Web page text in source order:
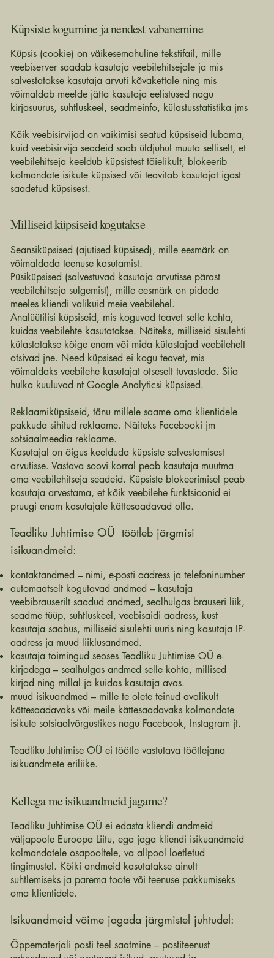
Küpsiste kogumine ja nendest vabanemine
Küpsis (cookie) on väikesemahuline tekstifail, mille
veebiserver saadab kasutaja veebilehitsejale ja mis
salvestatakse kasutaja arvuti kõvakettale ning mis
võimaldab meelde jätta kasutaja eelistused nagu
kirjasuurus, suhtluskeel, seadmeinfo, külastusstatistika jms
Kõik veebisirvijad on vaikimisi seatud küpsiseid lubama,
kuid veebisirvija seadeid saab üldjuhul muuta selliselt, et
veebilehitseja keeldub küpsistest täielikult, blokeerib
kolmandate isikute küpsised või teavitab kasutajat igast
saadetud küpsisest.
Milliseid küpsiseid kogutakse
Seansiküpsised (ajutised küpsised), mille eesmärk on
võimaldada teenuse kasutamist.
Püsiküpsised (salvestuvad kasutaja arvutisse pärast
veebilehitseja sulgemist), mille eesmärk on pidada
meeles kliendi valikuid meie veebilehel.
Analüütilisi küpsiseid, mis koguvad teavet selle kohta,
kuidas veebilehte kasutatakse. Näiteks, milliseid sisulehti
külastatakse kõige enam või mida külastajad veebilehelt
otsivad jne. Need küpsised ei kogu teavet, mis
võimaldaks veebilehe kasutajat otseselt tuvastada. Siia
hulka kuuluvad nt Google Analyticsi küpsised.
Reklaamiküpsiseid, tänu millele saame oma klientidele
pakkuda sihitud reklaame. Näiteks Facebooki jm
sotsiaalmeedia reklaame.
Kasutajal on õigus keelduda küpsiste salvestamisest
arvutisse. Vastava soovi korral peab kasutaja muutma
oma veebilehitseja seadeid. Küpsiste blokeerimisel peab
kasutaja arvestama, et kõik veebilehe funktsioonid ei
pruugi enam kasutajale kättesaadavad olla.
Teadliku Juhtimise OÜ töötleb järgmisi
isikuandmeid:
kontaktandmed – nimi, e-posti aadress ja telefoninumber
automaatselt kogutavad andmed – kasutaja
veebibrauserilt saadud andmed, sealhulgas brauseri liik,
seadme tüüp, suhtluskeel, veebisaidi aadress, kust
kasutaja saabus, milliseid sisulehti uuris ning kasutaja IP-
aadress ja muud liiklusandmed.
kasutaja toimingud seoses Teadliku Juhtimise OÜ e-
kirjadega – sealhulgas andmed selle kohta, millised
kirjad ning millal ja kuidas kasutaja avas.
muud isikuandmed – mille te olete teinud avalikult
kättesaadavaks või meile kättesaadavaks kolmandate
isikute sotsiaalvõrgustikes nagu Facebook, Instagram jt.
Teadliku Juhtimise OÜ ei töötle vastutava töötlejana
isikuandmete eriliike.
Kellega me isikuandmeid jagame?
Teadliku Juhtimise OÜ ei edasta kliendi andmeid
väljapoole Euroopa Liitu, ega jaga kliendi isikuandmeid
kolmandatele osapooltele, va allpool loetletud
tingimustel. Kõiki andmeid kasutatakse ainult
suhtlemiseks ja parema toote või teenuse pakkumiseks
oma klientidele.
Isikuandmeid võime jagada järgmistel juhtudel:
Õppematerjali posti teel saatmine – postiteenust